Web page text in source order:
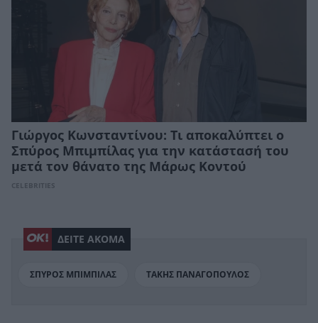
Γιώργος Κωνσταντίνου: Τι αποκαλύπτει ο
Σπύρος Μπιμπίλας για την κατάστασή του
μετά τον θάνατο της Μάρως Κοντού
CELEBRITIES
ΔΕΙΤΕ ΑΚΟΜΑ
ΣΠΥΡΟΣ ΜΠΙΜΠΙΛΑΣ ΤΑΚΗΣ ΠΑΝΑΓΟΠΟΥΛΟΣ